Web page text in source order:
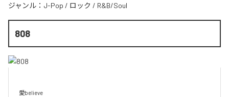
ジャンル： J-Pop / ロック / R&B/Soul
808
愛believe